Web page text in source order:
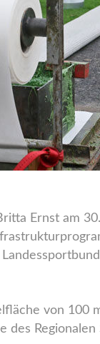
Ernst am
von 100
des